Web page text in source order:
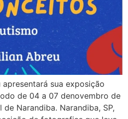
sua exposição
de 04 a 07 denovembro de
Narandiba. Narandiba, SP,